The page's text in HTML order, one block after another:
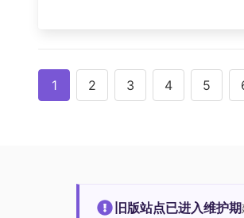
1 2 3 4 5
旧版站点已进入维护期